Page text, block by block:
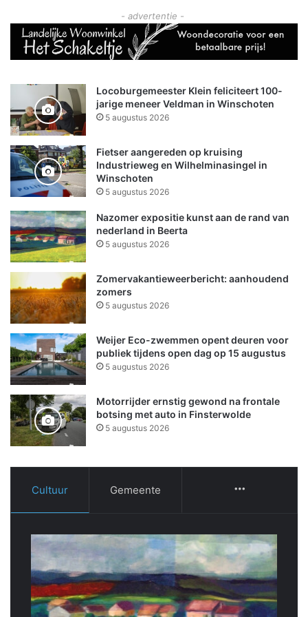
- advertentie -
Locoburgemeester Klein feliciteert 100-
jarige meneer Veldman in Winschoten
5 augustus 2026
Fietser aangereden op kruising
Industrieweg en Wilhelminasingel in
Winschoten
5 augustus 2026
Nazomer expositie kunst aan de rand van
nederland in Beerta
5 augustus 2026
Zomervakantieweerbericht: aanhoudend
zomers
5 augustus 2026
Weijer Eco-zwemmen opent deuren voor
publiek tijdens open dag op 15 augustus
5 augustus 2026
Motorrijder ernstig gewond na frontale
botsing met auto in Finsterwolde
5 augustus 2026
Cultuur Gemeente